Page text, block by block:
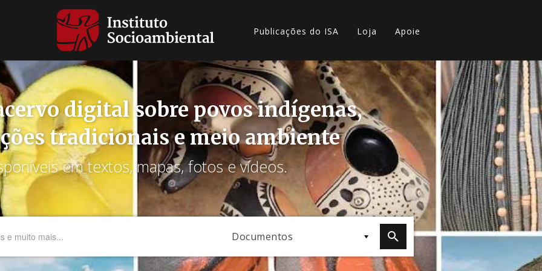
Publicações do ISA Loja Apoie
digital sobre povos indígenas,
tradicionais e meio ambiente
em textos, mapas, fotos e vídeos.
Documentos